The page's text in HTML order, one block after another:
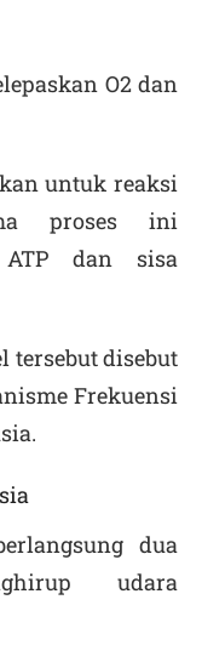
O2dan
untuk reaksi
proses ini
dan sisa
tersebut disebut
Frekuensi
dua
udara